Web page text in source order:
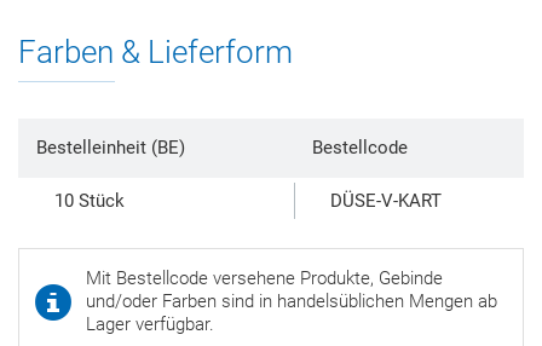
Farben & Lieferform
Bestelleinheit (BE) Bestellcode
10 Stück DÜSE-V-KART
Mit Bestellcode versehene Produkte, Gebinde
und/oder Farben sind in handelsüblichen Mengen ab
Lager verfügbar.